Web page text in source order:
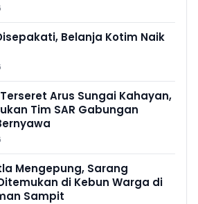
Belanja Kotim Naik
Arus Sungai Kahayan,
Tim SAR Gabungan
Mengepung, Sarang
di Kebun Warga di
Sampit